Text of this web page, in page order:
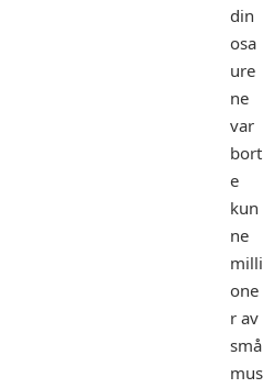
din
osa
ure
ne
var
bort
e
kun
ne
milli
one
r av
små
mus